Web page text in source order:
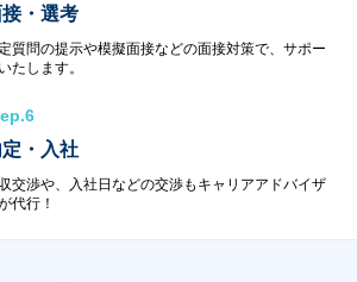
・選考
質問の提示や模擬面接などの面接対策で、サポー
たします。
定・入社
交渉や、入社日などの交渉もキャリアアドバイザ
代行！